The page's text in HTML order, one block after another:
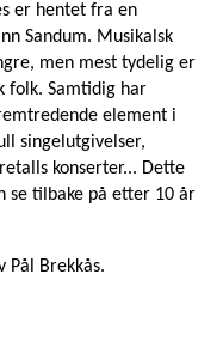
er hentet fra en
Sandum. Musikalsk
men mest tydelig er
folk. Samtidig har
element i
singelutgivelser,
konserter... Dette
se tilbake på etter 10 år
Pål Brekkås.